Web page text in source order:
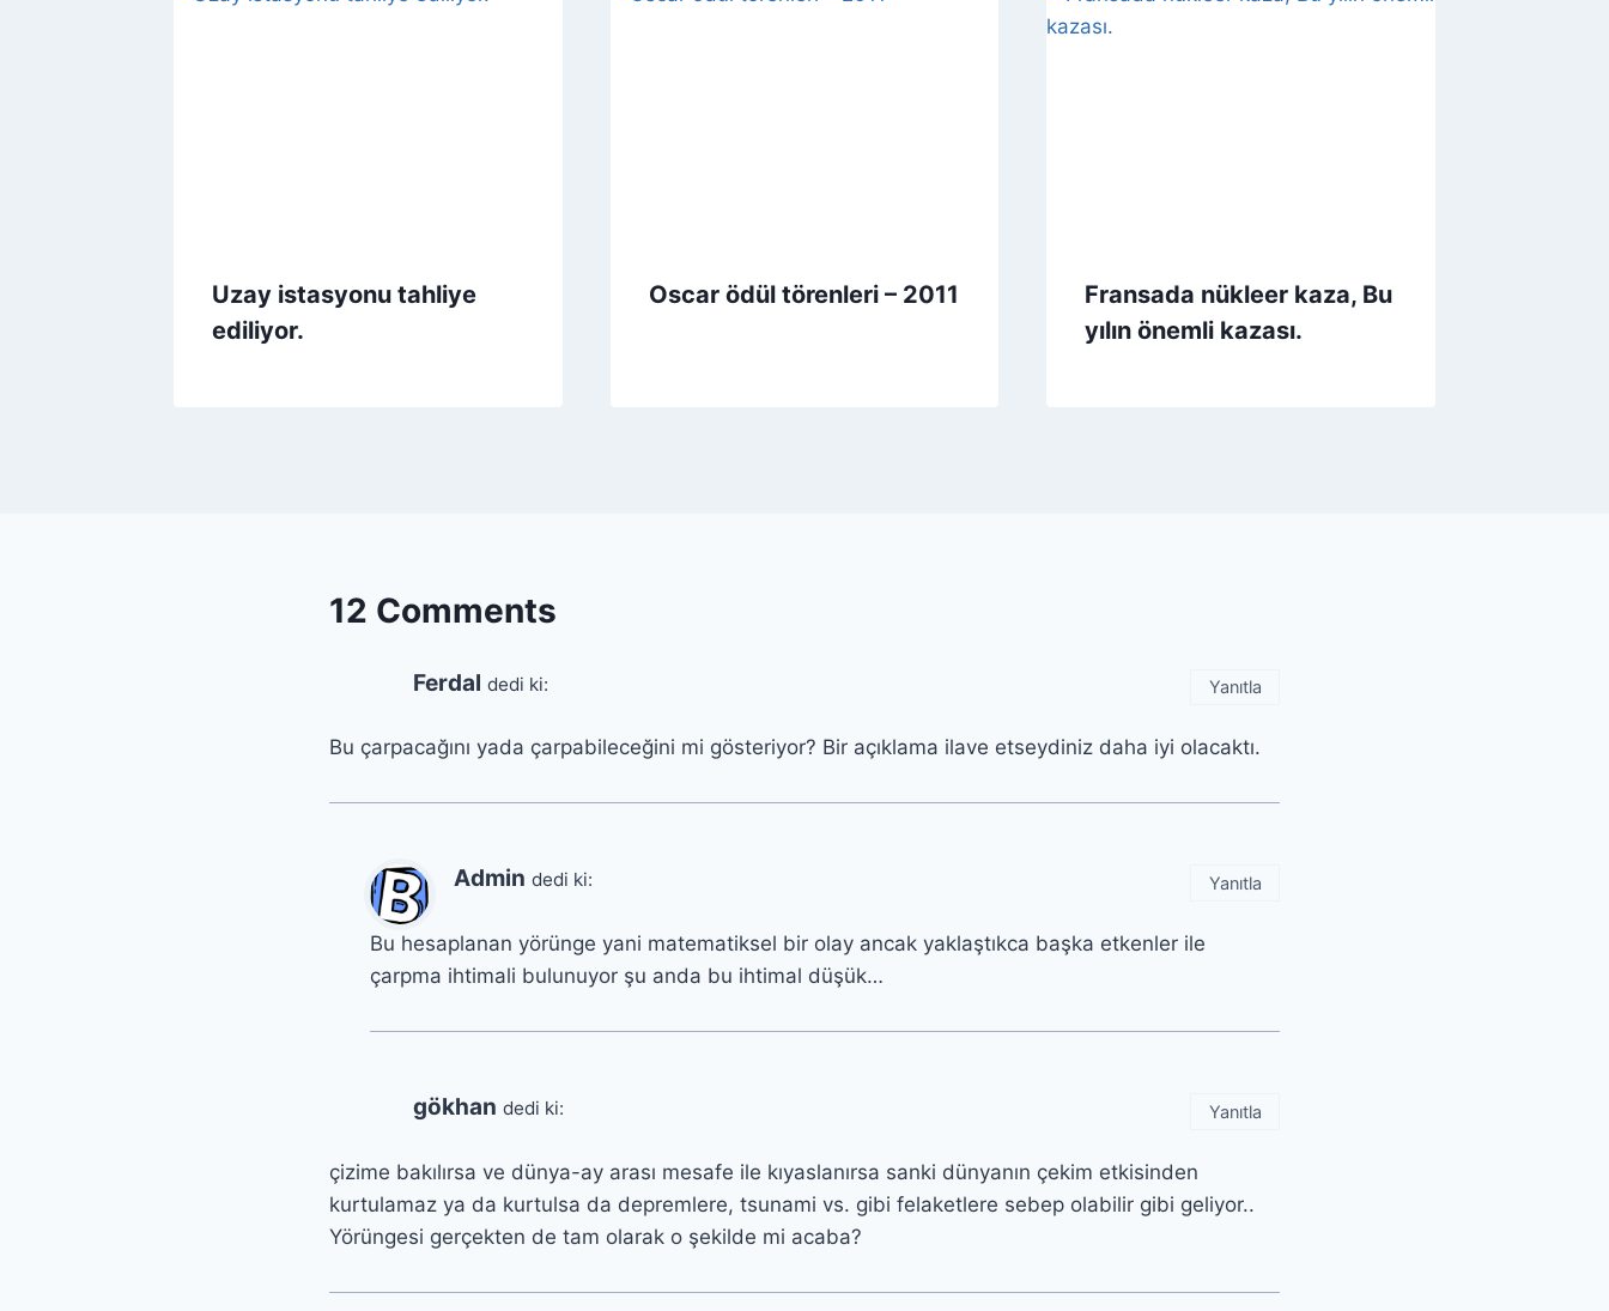
Uzay istasyonu tahliye
ediliyor.
Oscar ödül törenleri – 2011
Fransada nükleer kaza, Bu
yılın önemli kazası.
12 Comments
Ferdal dedi ki:
Bu çarpacağını yada çarpabileceğini mi gösteriyor? Bir açıklama ilave etseydiniz daha iyi olacaktı.
Yanıtla
Admin dedi ki:
Bu hesaplanan yörünge yani matematiksel bir olay ancak yaklaştıkca başka etkenler ile
çarpma ihtimali bulunuyor şu anda bu ihtimal düşük…
Yanıtla
gökhan dedi ki:
çizime bakılırsa ve dünya-ay arası mesafe ile kıyaslanırsa sanki dünyanın çekim etkisinden
kurtulamaz ya da kurtulsa da depremlere, tsunami vs. gibi felaketlere sebep olabilir gibi geliyor..
Yörüngesi gerçekten de tam olarak o şekilde mi acaba?
Yanıtla